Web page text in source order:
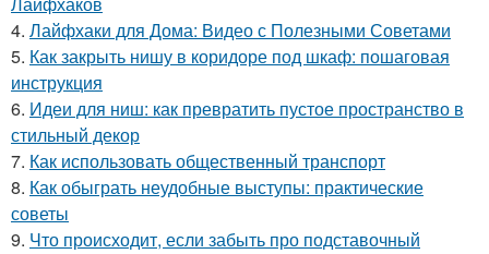
4. Лайфхаки для Дома: Видео с Полезными Советами
5. Как закрыть нишу в коридоре под шкаф: пошаговая
инструкция
6. Идеи для ниш: как превратить пустое пространство в
стильный декор
7. Как использовать общественный транспорт
8. Как обыграть неудобные выступы: практические
советы
9. Что происходит, если забыть про подставочный